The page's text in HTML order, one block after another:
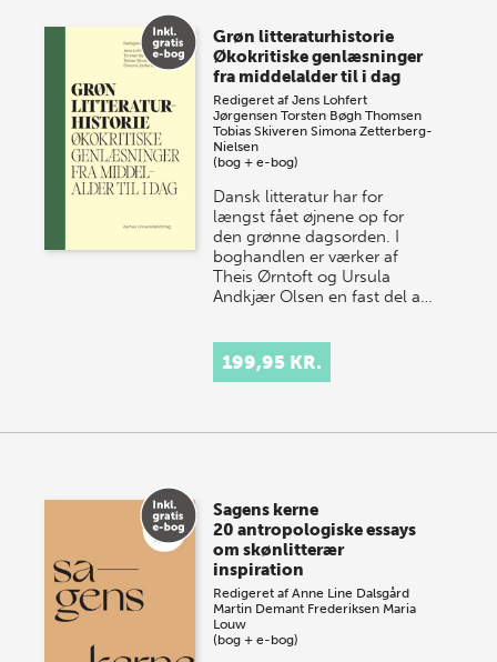
Grøn litteraturhistorie
Økokritiske genlæsninger
fra middelalder til i dag
Redigeret afJens Lohfert
Jørgensen Torsten Bøgh Thomsen
Tobias Skiveren Simona Zetterberg-
Nielsen
(bog + e-bog)
Dansk litteratur har for
længst fået øjnene op for
den grønne dagsorden. I
boghandlen er værker af
Theis Ørntoft og Ursula
Andkjær Olsen en fast del a…
199,95 KR.
Sagens kerne
20 antropologiske essays
om skønlitterær
inspiration
Redigeret afAnne Line Dalsgård
Martin Demant Frederiksen Maria
Louw
(bog + e-bog)